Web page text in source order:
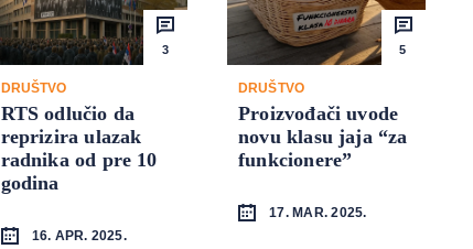
3
DRUŠTVO
RTS odlučio da
reprizira ulazak
radnika od pre 10
godina
16. APR. 2025.
5
DRUŠTVO
Proizvođači uvode
novu klasu jaja “za
funkcionere”
17. MAR. 2025.